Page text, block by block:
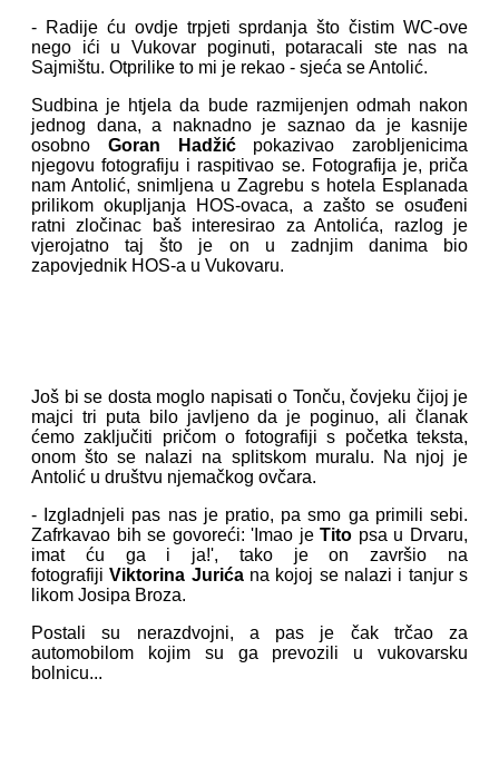
- Radije ću ovdje trpjeti sprdanja što čistim WC-ove
nego ići u Vukovar poginuti, potaracali ste nas na
Sajmištu. Otprilike to mi je rekao - sjeća se Antolić.
Sudbina je htjela da bude razmijenjen odmah nakon
jednog dana, a naknadno je saznao da je kasnije
osobno Goran Hadžić pokazivao zarobljenicima
njegovu fotografiju i raspitivao se. Fotografija je, priča
nam Antolić, snimljena u Zagrebu s hotela Esplanada
prilikom okupljanja HOS-ovaca, a zašto se osuđeni
ratni zločinac baš interesirao za Antolića, razlog je
vjerojatno taj što je on u zadnjim danima bio
zapovjednik HOS-a u Vukovaru.
Još bi se dosta moglo napisati o Tonču, čovjeku čijoj je
majci tri puta bilo javljeno da je poginuo, ali članak
ćemo zaključiti pričom o fotografiji s početka teksta,
onom što se nalazi na splitskom muralu. Na njoj je
Antolić u društvu njemačkog ovčara.
- Izgladnjeli pas nas je pratio, pa smo ga primili sebi.
Zafrkavao bih se govoreći: 'Imao jeTito psa u Drvaru,
imat ću ga i ja!', tako je on završio na
fotografijiViktorina Jurićana kojoj se nalazi i tanjur s
likom Josipa Broza.
Postali su nerazdvojni, a pas je čak trčao za
automobilom kojim su ga prevozili u vukovarsku
bolnicu...